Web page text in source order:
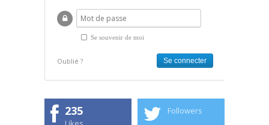
Se souvenir de moi
Oublié ?
235 Followers